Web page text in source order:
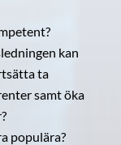
kan
ta
samt öka
populära?